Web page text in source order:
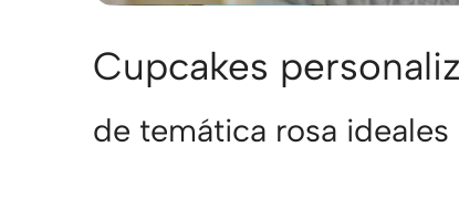
Cupcakes
de temática rosa